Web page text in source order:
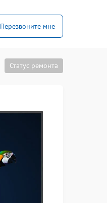
Перезвоните мне
Статус ремонта